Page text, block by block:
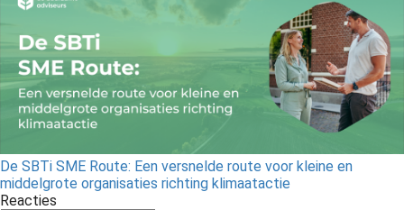
De SBTi SME Route: Een versnelde route voor kleine en
middelgrote organisaties richting klimaatactie
Reacties